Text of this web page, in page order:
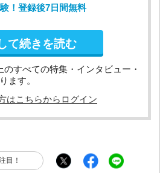
！登録後7日間無料
て続きを読む
すべての特集・インタビュー・
ます。
はこちらからログイン
目！